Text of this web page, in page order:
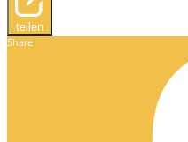
teilen
Share